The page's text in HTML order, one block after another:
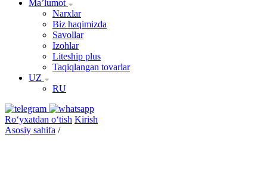
Maʼlumot
Narxlar
Biz haqimizda
Savollar
Izohlar
Liteship plus
Taqiqlangan tovarlar
UZ
RU
Roʻyxatdan oʻtish Kirish
Asosiy sahifa /